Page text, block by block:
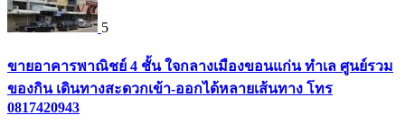
5
ขายอาคารพาณิชย์ 4 ชั้น ใจกลางเมืองขอนแก่น ทำเล ศูนย์รวม
ของกิน เดินทางสะดวกเข้า-ออกได้หลายเส้นทาง โทร
0817420943